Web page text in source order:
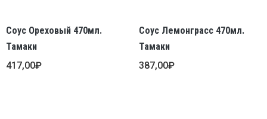
Соус Ореховый 470мл.
Тамаки
417,00₽
Соус Лемонграсс 470мл.
Тамаки
387,00₽